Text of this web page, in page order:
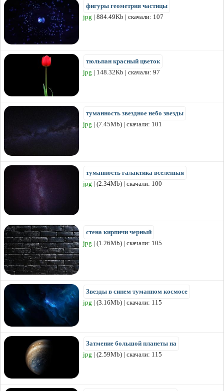
фигуры геометрия частицы
jpg | 884.49Kb | скачали: 107
тюльпан красный цветок
jpg | 148.32Kb | скачали: 97
туманность звездное небо звезды
jpg | (7.45Mb) | скачали: 101
туманность галактика вселенная
jpg | (2.34Mb) | скачали: 100
стена кирпичи черный
jpg | (1.26Mb) | скачали: 105
Звезды в синем туманном космосе
jpg | (3.16Mb) | скачали: 115
Затмение большой планеты на
jpg | (2.59Mb) | скачали: 115